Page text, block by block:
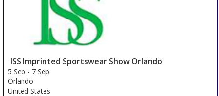
ISS Imprinted Sportswear Show Orlando
5 Sep - 7 Sep
Orlando
United States